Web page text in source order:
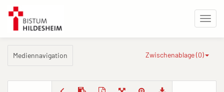
Mediennavigation Zwischenablage (0)